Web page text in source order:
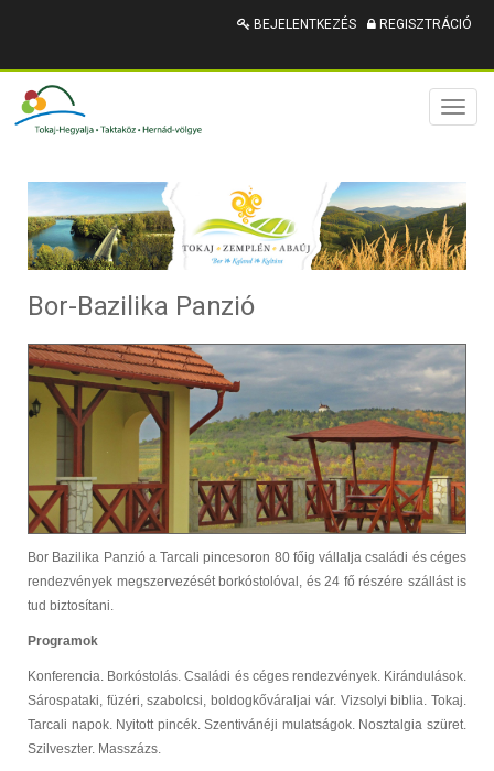
BEJELENTKEZÉS REGISZTRÁCIÓ
Bor-Bazilika Panzió
Bor Bazilika Panzió a Tarcali pincesoron 80 főig vállalja családi és céges
rendezvények megszervezését borkóstolóval, és 24 fő részére szállást is
tud biztosítani.
Programok
Konferencia. Borkóstolás. Családi és céges rendezvények. Kirándulások.
Sárospataki, füzéri, szabolcsi, boldogkőváraljai vár. Vizsolyi biblia. Tokaj.
Tarcali napok. Nyitott pincék. Szentivánéji mulatságok. Nosztalgia szüret.
Szilveszter. Masszázs.